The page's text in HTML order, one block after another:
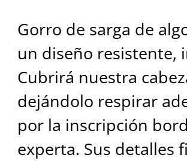
Gorro de sarga de
un diseño resistente,
Cubrirá nuestra
dejándolo respirar
por la inscripción
experta. Sus detalles